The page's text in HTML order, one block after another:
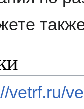
vetrf.ru/